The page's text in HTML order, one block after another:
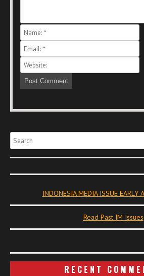
Search
INDONESIA MEDIA ISSUE EARLY
Read Past IM Issues
RECENT